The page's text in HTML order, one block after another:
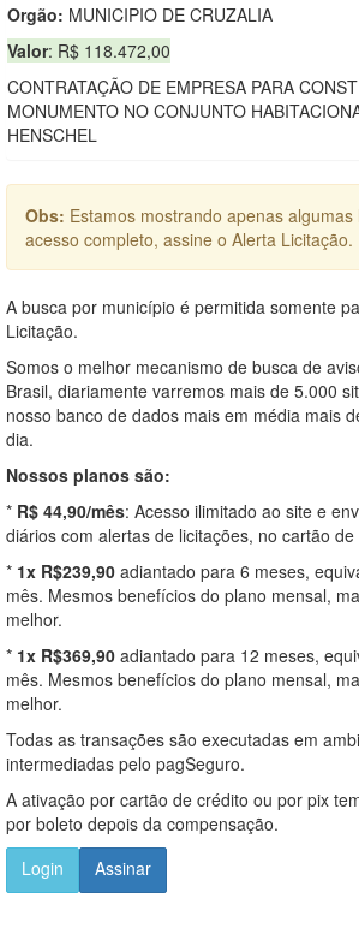
Orgão: MUNICIPIO DE CRUZALIA
Valor: R$ 118.472,00
CONTRATAÇÃO DE EMPRESA PARA
MONUMENTO NO CONJUNTO
HENSCHEL
Obs: Estamos mostrando apenas
acesso completo, assine o Alerta Licitação.
A busca por município é permitida somente
Licitação.
Somos o melhor mecanismo de busca de
Brasil, diariamente varremos mais de 5.000
nosso banco de dados mais em média mais
dia.
Nossos planos são:
* R$ 44,90/mês: Acesso ilimitado ao site e
diários com alertas de licitações, no cartão
* 1x R$239,90 adiantado para 6 meses,
mês. Mesmos benefícios do plano mensal,
melhor.
* 1x R$369,90 adiantado para 12 meses,
mês. Mesmos benefícios do plano mensal,
melhor.
Todas as transações são executadas em
intermediadas pelo pagSeguro.
A ativação por cartão de crédito ou por pix
por boleto depois da compensação.
Login
Assinar